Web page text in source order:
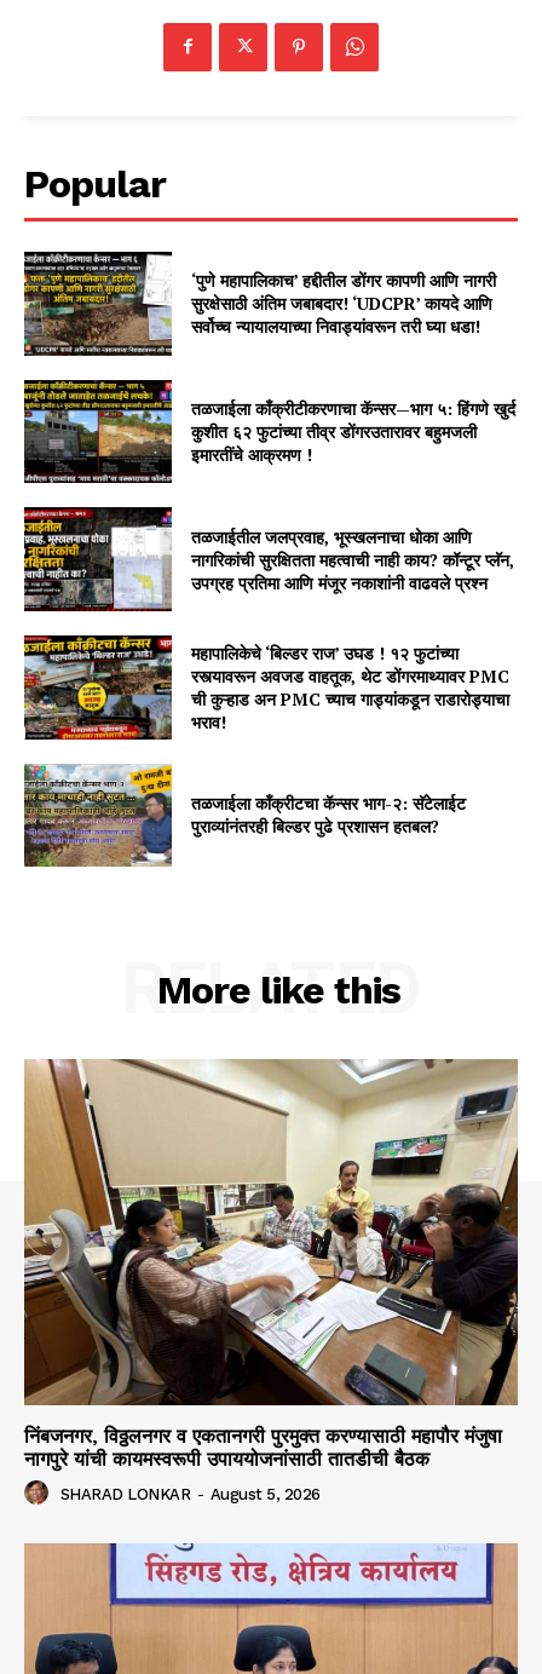
Popular
‘पुणे महापालिकाच’ हद्दीतील डोंगर कापणी आणि नागरी
सुरक्षेसाठी अंतिम जबाबदार! ‘UDCPR’ कायदे आणि
सर्वोच्च न्यायालयाच्या निवाड्यांवरून तरी घ्या धडा!
तळजाईला काँक्रीटीकरणाचा कॅन्सर—भाग ५: हिंगणे खुर्द
कुशीत ६२ फुटांच्या तीव्र डोंगरउतारावर बहुमजली
इमारतींचे आक्रमण !
तळजाईतील जलप्रवाह, भूस्खलनाचा धोका आणि
नागरिकांची सुरक्षितता महत्वाची नाही काय? कॉन्टूर प्लॅन,
उपग्रह प्रतिमा आणि मंजूर नकाशांनी वाढवले प्रश्न
महापालिकेचे ‘बिल्डर राज’ उघड ! १२ फुटांच्या
रस्त्यावरून अवजड वाहतूक, थेट डोंगरमाथ्यावर PMC
ची कुऱ्हाड अन PMC च्याच गाड्यांकडून राडारोड्याचा
भराव!
तळजाईला कॉंक्रीटचा कॅन्सर भाग-२: सॅटेलाईट
पुराव्यांनंतरही बिल्डर पुढे प्रशासन हतबल?
More like this
RELATED
निंबजनगर, विठ्ठलनगर व एकतानगरी पुरमुक्त करण्यासाठी महापौर मंजुषा
नागपुरे यांची कायमस्वरूपी उपाययोजनांसाठी तातडीची बैठक
SHARAD LONKAR - August 5, 2026